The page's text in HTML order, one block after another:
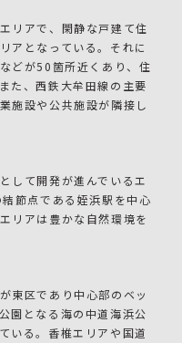
リアで、閑静な戸建て住
アとなっている。それに
どが50箇所近くあり、住
た、西鉄大牟田線の主要
施設や公共施設が隣接し
して開発が進んでいるエ
節点である姪浜駅を中心
リアは豊かな自然環境を
東区であり中心部のベッ
園となる海の中道海浜公
いる。香椎エリアや国道